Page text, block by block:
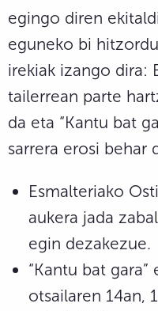
egingo diren
eguneko bi
irekiak izango dira:
tailerrean parte
da eta “Kantu bat
sarrera erosi behar
Esmalteriako
aukera jada
egin dezakezue.
“Kantu bat
otsailaren 14an,